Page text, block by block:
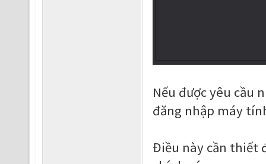
Nếu được yêu cầu
đăng nhập máy
Điều này cần thiết